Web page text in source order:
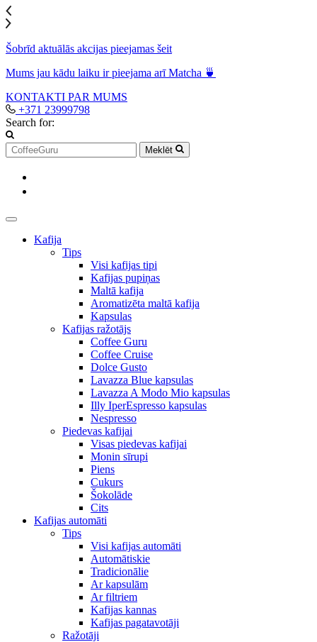
Šobrīd aktuālās akcijas pieejamas šeit
Mums jau kādu laiku ir pieejama arī Matcha 🍵
KONTAKTI PAR MUMS
+371 23999798
Search for:
Meklēt
Kafija
Tips
Visi kafijas tipi
Kafijas pupiņas
Maltā kafija
Aromatizēta maltā kafija
Kapsulas
Kafijas ražotājs
Coffee Guru
Coffee Cruise
Dolce Gusto
Lavazza Blue kapsulas
Lavazza A Modo Mio kapsulas
Illy IperEspresso kapsulas
Nespresso
Piedevas kafijai
Visas piedevas kafijai
Monin sīrupi
Piens
Cukurs
Šokolāde
Cits
Kafijas automāti
Tips
Visi kafijas automāti
Automātiskie
Tradicionālie
Ar kapsulām
Ar filtriem
Kafijas kannas
Kafijas pagatavotāji
Ražotāji